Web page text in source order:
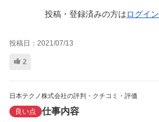
投稿・登録済みの方はログイン
投稿日： 2021/07/13
2
日本テクノ株式会社の評判・クチコミ・評価
良い点 仕事内容